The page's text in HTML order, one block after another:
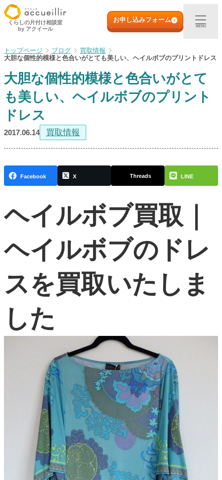
内
容
キ
プ
初めての方へ
出張買取
宅配買取
取扱アイテム
よくある質問
0120-29-5302
受付時間9:00〜18:00（年中無休※年末年始は除く）
くらしの片付け相談室
by アクイール
お申し込みフォーム
MENU
ブログ
買取情報
大胆な個性的模様と色合いがとても美しい、ヘイルボブのプリントドレス
大胆な個性的模様と色合いがとて
も美しい、ヘイルボブのプリント
ドレス
2017.06.14 買取情報
Facebook X Threads LINE
ヘイルボブ買取｜
ヘイルボブのドレ
スを買取いたしま
した